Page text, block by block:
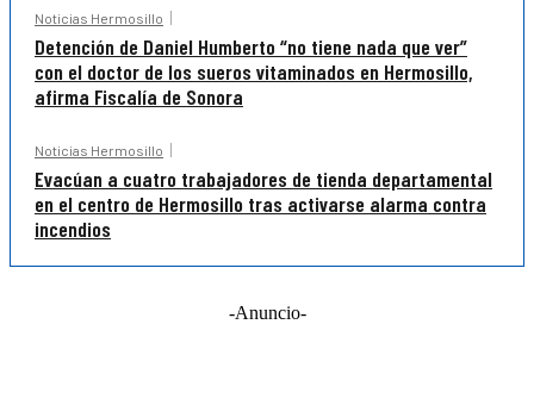
Noticias Hermosillo
Detención de Daniel Humberto “no tiene nada que ver”
con el doctor de los sueros vitaminados en Hermosillo,
afirma Fiscalía de Sonora
Noticias Hermosillo
Evacúan a cuatro trabajadores de tienda departamental
en el centro de Hermosillo tras activarse alarma contra
incendios
-Anuncio-